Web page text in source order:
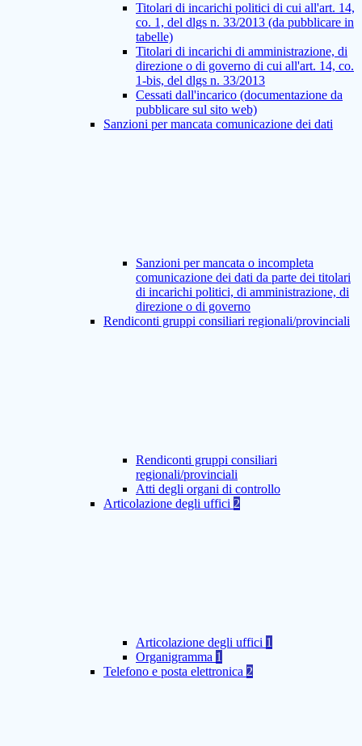
Titolari di incarichi politici di cui all'art. 14,
co. 1, del dlgs n. 33/2013 (da pubblicare in
tabelle)
Titolari di incarichi di amministrazione, di
direzione o di governo di cui all'art. 14, co.
1-bis, del dlgs n. 33/2013
Cessati dall'incarico (documentazione da
pubblicare sul sito web)
Sanzioni per mancata comunicazione dei dati
Sanzioni per mancata o incompleta
comunicazione dei dati da parte dei titolari
di incarichi politici, di amministrazione, di
direzione o di governo
Rendiconti gruppi consiliari regionali/provinciali
Rendiconti gruppi consiliari
regionali/provinciali
Atti degli organi di controllo
Articolazione degli uffici 2
Articolazione degli uffici 1
Organigramma 1
Telefono e posta elettronica 2